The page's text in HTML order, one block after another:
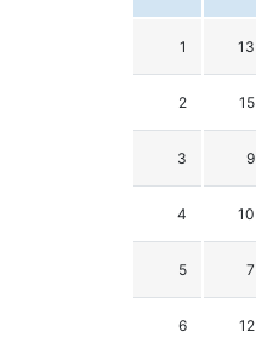
1 13
2 15
3 9
4 10
5 7
6 12